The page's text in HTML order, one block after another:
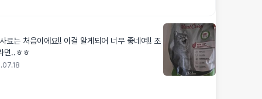
료는 처음이에요!! 이걸 알게되어 너무 좋네여!! 조
면..ㅎㅎ